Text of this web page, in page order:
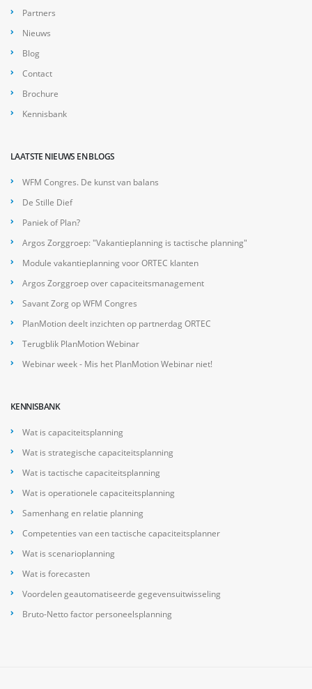
Partners
Nieuws
Blog
Contact
Brochure
Kennisbank
LAATSTE NIEUWS EN BLOGS
WFM Congres. De kunst van balans
De Stille Dief
Paniek of Plan?
Argos Zorggroep: "Vakantieplanning is tactische planning"
Module vakantieplanning voor ORTEC klanten
Argos Zorggroep over capaciteitsmanagement
Savant Zorg op WFM Congres
PlanMotion deelt inzichten op partnerdag ORTEC
Terugblik PlanMotion Webinar
Webinar week - Mis het PlanMotion Webinar niet!
KENNISBANK
Wat is capaciteitsplanning
Wat is strategische capaciteitsplanning
Wat is tactische capaciteitsplanning
Wat is operationele capaciteitsplanning
Samenhang en relatie planning
Competenties van een tactische capaciteitsplanner
Wat is scenarioplanning
Wat is forecasten
Voordelen geautomatiseerde gegevensuitwisseling
Bruto-Netto factor personeelsplanning